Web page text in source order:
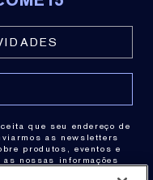
que seu endereço de
as newsletters
produtos, eventos e
nossas informações